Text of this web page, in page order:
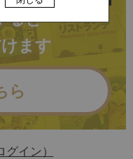
ると
ます
ら
イン）